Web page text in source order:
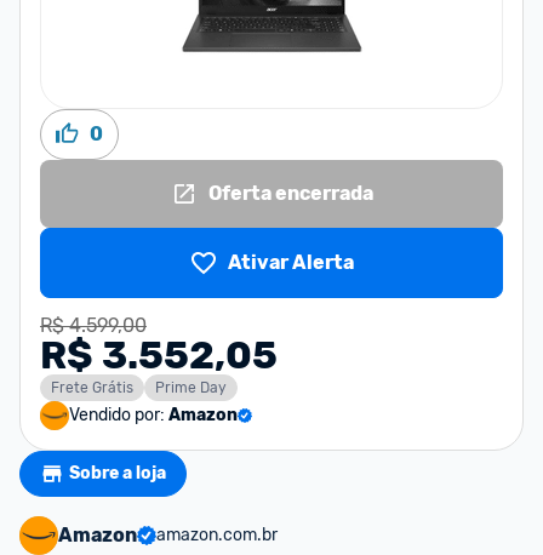
0
Oferta encerrada
Ativar Alerta
R$ 4.599,00
R$ 3.552,05
Frete Grátis Prime Day
Vendido por: Amazon
Sobre a loja
Amazon
amazon.com.br